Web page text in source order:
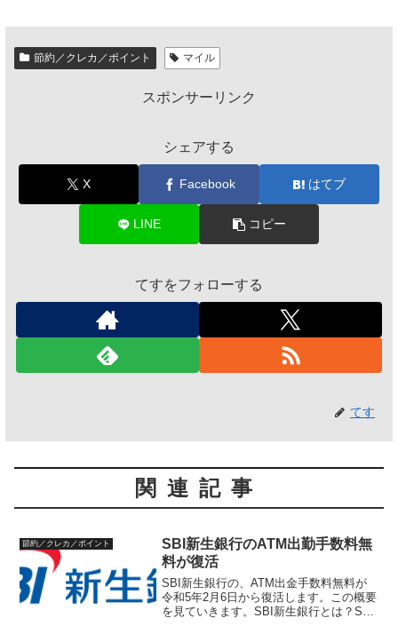
節約／クレカ／ポイント マイル
スポンサーリンク
シェアする
X Facebook はてブ
LINE コピー
てすをフォローする
てす
関連記事
節約／クレカ／ポイント
SBI新生銀行のATM出勤手数料無
料が復活
SBI新生銀行の、ATM出金手数料無料が
令和5年2月6日から復活します。この概要
を見ていきます。SBI新生銀行とは？SBI